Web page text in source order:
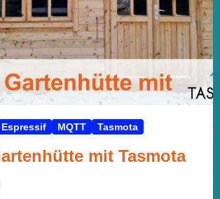
Espressif MQTT Tasmota
mit Tasmota